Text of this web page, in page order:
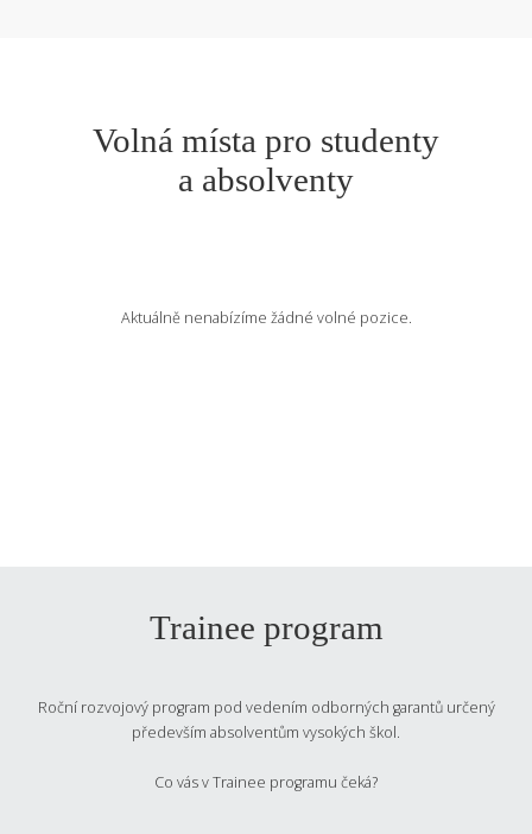
Volná místa pro studenty
a absolventy
Aktuálně nenabízíme žádné volné pozice.
Trainee program
Roční rozvojový program pod vedením odborných garantů určený
především absolventům vysokých škol.
Co vás v Trainee programu čeká?